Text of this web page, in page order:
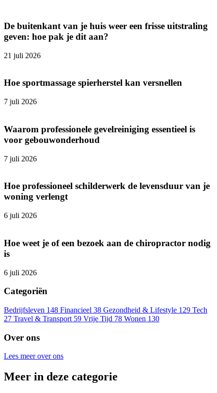
De buitenkant van je huis weer een frisse uitstraling
geven: hoe pak je dit aan?
21 juli 2026
Hoe sportmassage spierherstel kan versnellen
7 juli 2026
Waarom professionele gevelreiniging essentieel is
voor gebouwonderhoud
7 juli 2026
Hoe professioneel schilderwerk de levensduur van je
woning verlengt
6 juli 2026
Hoe weet je of een bezoek aan de chiropractor nodig
is
6 juli 2026
Categoriën
Bedrijfsleven 148 Financieel 38 Gezondheid & Lifestyle 129 Tech
27 Travel & Transport 59 Vrije Tijd 78 Wonen 130
Over ons
Lees meer over ons
Meer in deze categorie